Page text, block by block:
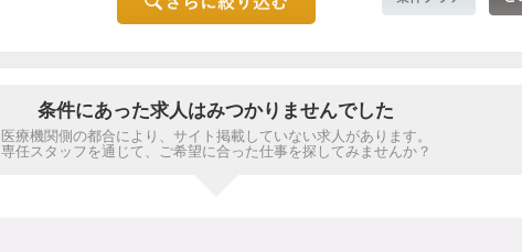
条件にあった求人はみつかりませんでした
医療機関側の都合により、サイト掲載していない求人があります。
専任スタッフを通じて、ご希望に合った仕事を探してみませんか？